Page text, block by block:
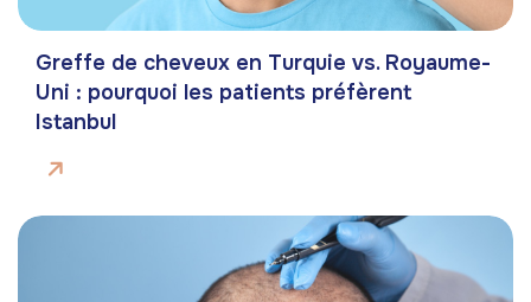
Greffe de cheveux en Turquie vs. Royaume-
Uni : pourquoi les patients préfèrent
Istanbul